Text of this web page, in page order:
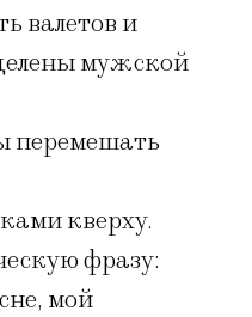
валетов и
мужской
перемешать
кверху.
фразу:
мой